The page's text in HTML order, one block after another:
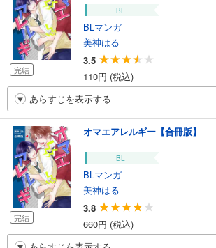
完結
BL
BLマンガ
美神はる
3.5
110円 (税込)
あらすじを表示する
完結
オマエアレルギー【合冊版】
BL
BLマンガ
美神はる
3.8
660円 (税込)